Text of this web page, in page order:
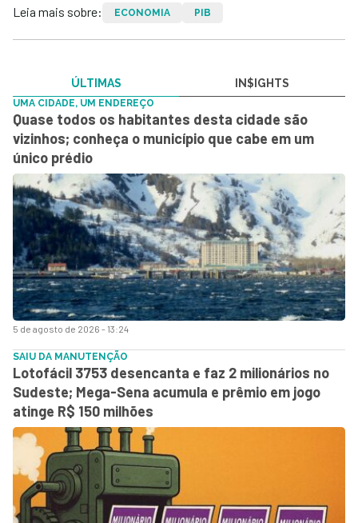
Leia mais sobre: ECONOMIA PIB
ÚLTIMAS IN$IGHTS
5 de agosto de 2026 - 13:24
UMA CIDADE, UM ENDEREÇO
Quase todos os habitantes desta cidade são
vizinhos; conheça o município que cabe em um
único prédio
SAIU DA MANUTENÇÃO
Lotofácil 3753 desencanta e faz 2 milionários no
Sudeste; Mega-Sena acumula e prêmio em jogo
atinge R$ 150 milhões